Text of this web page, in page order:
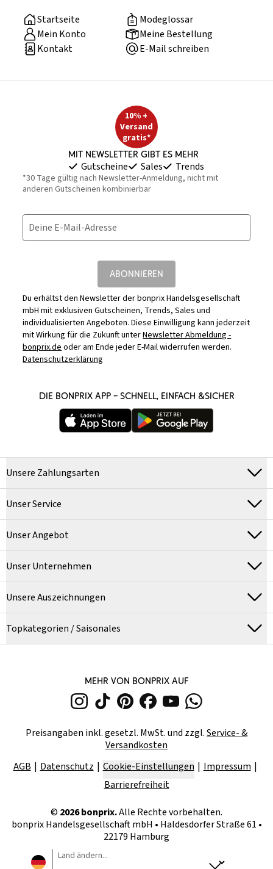
Startseite
Modeglossar
Mein Konto
Meine Bestellung
Kontakt
E-Mail schreiben
10% +
Versand
gratis*
Mit Newsletter gibt es mehr
Gutscheine Sales Trends
*30 Tage gültig nach Newsletter-Anmeldung, nicht mit
anderen Gutscheinen kombinierbar
Deine E-Mail-Adresse
ABONNIEREN
Du erhältst den Newsletter der bonprix Handelsgesellschaft
mbH mit exklusiven Gutscheinen, Trends, Sales und
individualisierten Angeboten. Diese Einwilligung kann jederzeit
mit Wirkung für die Zukunft unterNewsletter Abmeldung -
bonprix.deoder am Ende jeder E-Mail widerrufen werden.
Datenschutzerklärung
DIE BONPRIX APP – SCHNELL, EINFACH &SICHER
Unsere Zahlungsarten
Unser Service
Unser Angebot
Unser Unternehmen
Unsere Auszeichnungen
Topkategorien / Saisonales
MEHR VON BONPRIX AUF
Preisangaben inkl. gesetzl. MwSt. und zzgl.Service- &
Versandkosten
AGB
Datenschutz Cookie-Einstellungen
Impressum
Barrierefreiheit
© 2026bonprix.Alle Rechte vorbehalten.
bonprix Handelsgesellschaft mbH • Haldesdorfer Straße 61 •
22179 Hamburg
Land ändern...